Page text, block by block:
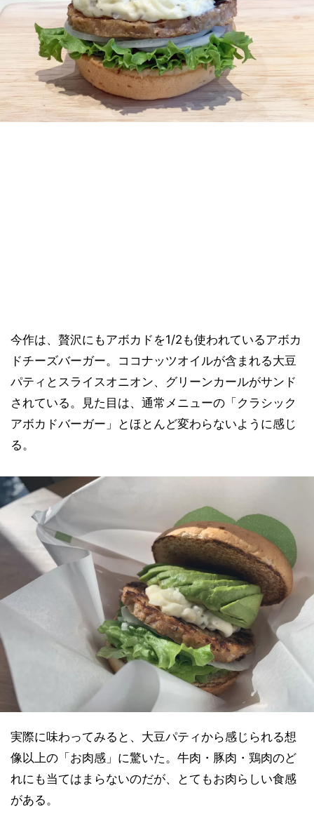
今作は、贅沢にもアボカドを1/2も使われているアボカ
ドチーズバーガー。ココナッツオイルが含まれる大豆
パティとスライスオニオン、グリーンカールがサンド
されている。見た目は、通常メニューの「クラシック
アボカドバーガー」とほとんど変わらないように感じ
る。
実際に味わってみると、大豆パティから感じられる想
像以上の「お肉感」に驚いた。牛肉・豚肉・鶏肉のど
れにも当てはまらないのだが、とてもお肉らしい食感
がある。